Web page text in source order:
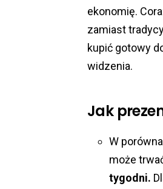
ekonomię.
zamiast
kupić gotowy
widzenia.
Jak
W
może
tygodni.